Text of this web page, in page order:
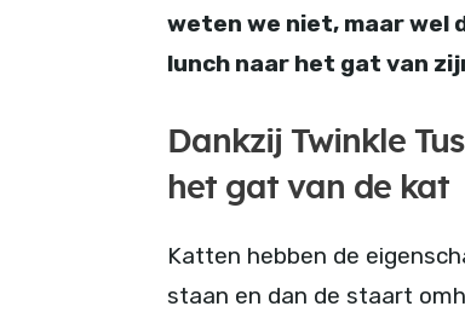
weten we niet, maar wel
lunch naar het gat van
Dankzij Twinkle
het gat van de kat
Katten hebben de
staan en dan de staart